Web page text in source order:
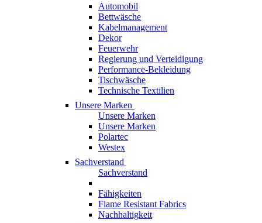
Automobil
Bettwäsche
Kabelmanagement
Dekor
Feuerwehr
Regierung und Verteidigung
Performance-Bekleidung
Tischwäsche
Technische Textilien
Unsere Marken
Unsere Marken
Unsere Marken
Polartec
Westex
Sachverstand
Sachverstand
Fähigkeiten
Flame Resistant Fabrics
Nachhaltigkeit